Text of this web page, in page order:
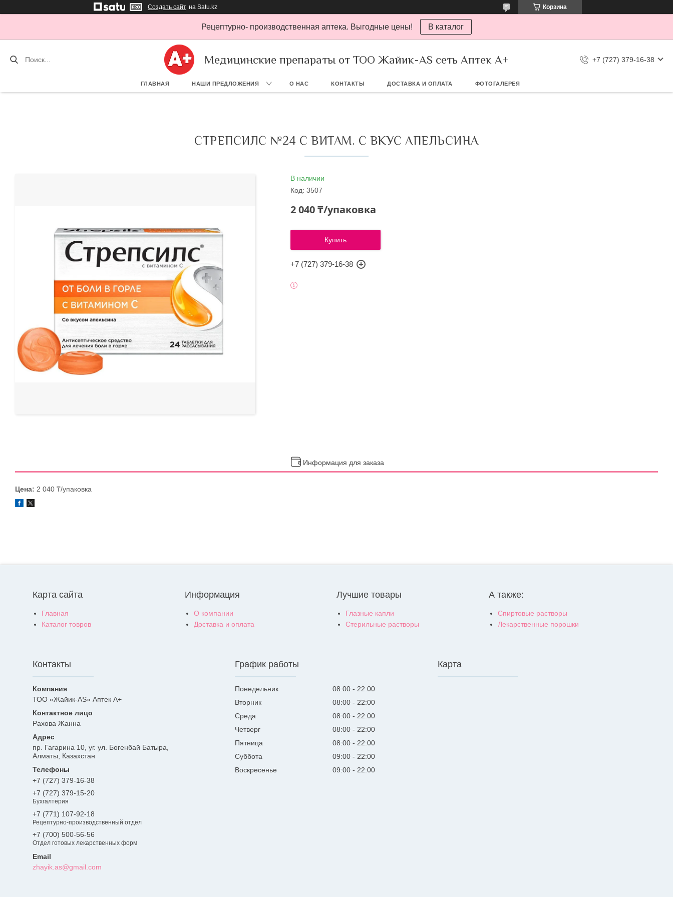
Создать сайт на Satu.kz Корзина
Рецептурно- производственная аптека. Выгодные цены! В каталог
Медицинские препараты от ТОО Жайик-AS сеть Аптек А+ +7 (727) 379-16-38
ГЛАВНАЯ НАШИ ПРЕДЛОЖЕНИЯ О НАС КОНТАКТЫ ДОСТАВКА И ОПЛАТА ФОТОГАЛЕРЕЯ
СТРЕПСИЛС №24 С ВИТАМ. С ВКУС АПЕЛЬСИНА
В наличии
Код: 3507
2 040 ₸/упаковка
Купить
+7 (727) 379-16-38
Информация для заказа
Цена: 2 040 ₸/упаковка
Карта сайта
Главная
Каталог товров
Информация
О компании
Доставка и оплата
Лучшие товары
Глазные капли
Стерильные растворы
А также:
Спиртовые растворы
Лекарственные порошки
Контакты
ТОО «Жайик-AS» Аптек А+
Рахова Жанна
пр. Гагарина 10, уг. ул. Богенбай Батыра,
Алматы, Казахстан
+7 (727) 379-16-38
+7 (727) 379-15-20
Бухгалтерия
+7 (771) 107-92-18
Рецептурно-производственный отдел
+7 (700) 500-56-56
Отдел готовых лекарственных форм
zhayik.as@gmail.com
График работы
Понедельник 08:00
22:00
Вторник
08:00
22:00
Среда
08:00
22:00
Четверг
08:00
22:00
Пятница
08:00
22:00
Суббота
09:00
22:00
Воскресенье
09:00 22:00
Карта